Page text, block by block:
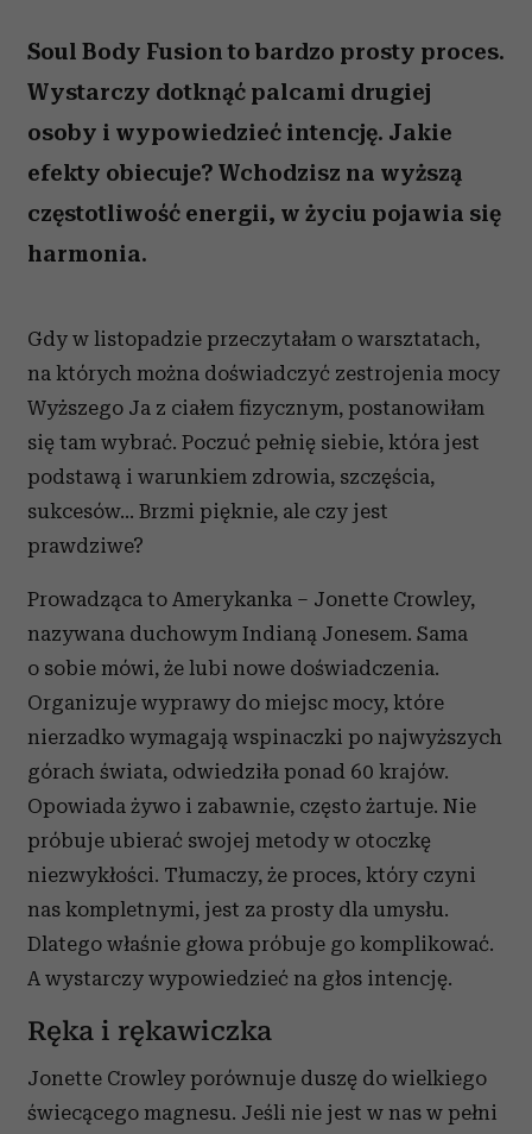
Soul Body Fusion to bardzo prosty proces.
Wystarczy dotknąć palcami drugiej
osoby i wypowiedzieć intencję. Jakie
efekty obiecuje? Wchodzisz na wyższą
częstotliwość energii, w życiu pojawia się
harmonia.
Gdy w listopadzie przeczytałam o warsztatach,
na których można doświadczyć zestrojenia mocy
Wyższego Ja z ciałem fizycznym, postanowiłam
się tam wybrać. Poczuć pełnię siebie, która jest
podstawą i warunkiem zdrowia, szczęścia,
sukcesów… Brzmi pięknie, ale czy jest
prawdziwe?
Prowadząca to Amerykanka – Jonette Crowley,
nazywana duchowym Indianą Jonesem. Sama
o sobie mówi, że lubi nowe doświadczenia.
Organizuje wyprawy do miejsc mocy, które
nierzadko wymagają wspinaczki po najwyższych
górach świata, odwiedziła ponad 60 krajów.
Opowiada żywo i zabawnie, często żartuje. Nie
próbuje ubierać swojej metody w otoczkę
niezwykłości. Tłumaczy, że proces, który czyni
nas kompletnymi, jest za prosty dla umysłu.
Dlatego właśnie głowa próbuje go komplikować.
A wystarczy wypowiedzieć na głos intencję.
Ręka i rękawiczka
Jonette Crowley porównuje duszę do wielkiego
świecącego magnesu. Jeśli nie jest w nas w pełni